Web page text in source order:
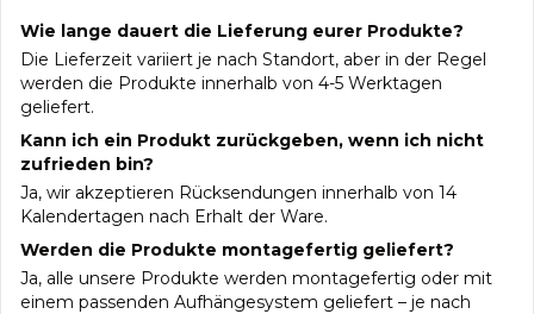
Wie lange dauert die Lieferung eurer Produkte?
Die Lieferzeit variiert je nach Standort, aber in der Regel
werden die Produkte innerhalb von 4-5 Werktagen
geliefert.
Kann ich ein Produkt zurückgeben, wenn ich nicht
zufrieden bin?
Ja, wir akzeptieren Rücksendungen innerhalb von 14
Kalendertagen nach Erhalt der Ware.
Werden die Produkte montagefertig geliefert?
Ja, alle unsere Produkte werden montagefertig oder mit
einem passenden Aufhängesystem geliefert – je nach